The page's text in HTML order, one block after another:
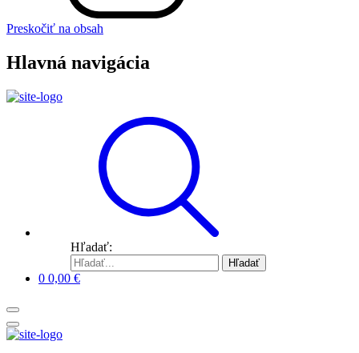
Preskočiť na obsah
Hlavná navigácia
Hľadať:
Hľadať
0 0,00 €